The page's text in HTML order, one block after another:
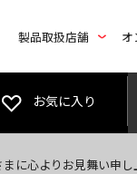
製品取扱店舗 オ
お気に入り
に心よりお見舞い申し